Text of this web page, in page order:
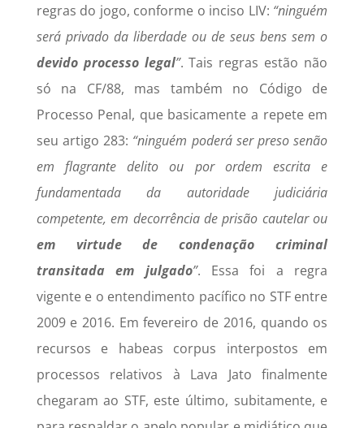
regras do jogo, conforme o inciso LIV: “ninguém
será privado da liberdade ou de seus bens sem o
devido processo legal”. Tais regras estão não
só na CF/88, mas também no Código de
Processo Penal, que basicamente a repete em
seu artigo 283: “ninguém poderá ser preso senão
em flagrante delito ou por ordem escrita e
fundamentada da autoridade judiciária
competente, em decorrência de prisão cautelar ou
em virtude de condenação criminal
transitada em julgado”. Essa foi a regra
vigente e o entendimento pacífico no STF entre
2009 e 2016. Em fevereiro de 2016, quando os
recursos e habeas corpus interpostos em
processos relativos à Lava Jato finalmente
chegaram ao STF, este último, subitamente, e